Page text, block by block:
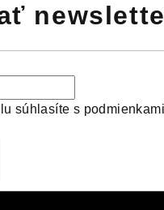
súhlasíte s